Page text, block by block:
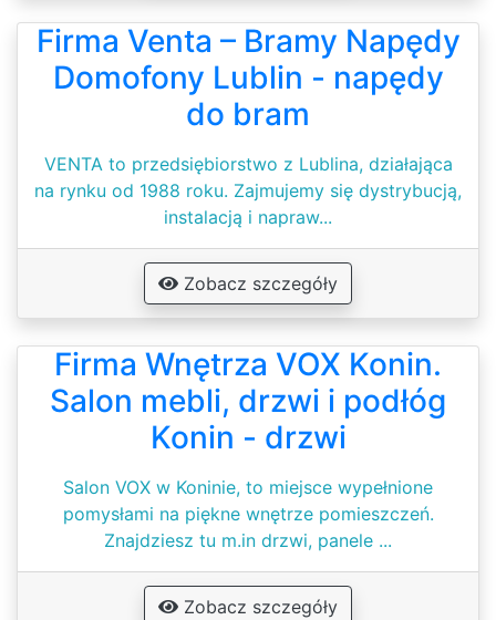
Firma Venta – Bramy Napędy
Domofony Lublin - napędy
do bram
VENTA to przedsiębiorstwo z Lublina, działająca
na rynku od 1988 roku. Zajmujemy się dystrybucją,
instalacją i napraw...
Zobacz szczegóły
Firma Wnętrza VOX Konin.
Salon mebli, drzwi i podłóg
Konin - drzwi
Salon VOX w Koninie, to miejsce wypełnione
pomysłami na piękne wnętrze pomieszczeń.
Znajdziesz tu m.in drzwi, panele ...
Zobacz szczegóły